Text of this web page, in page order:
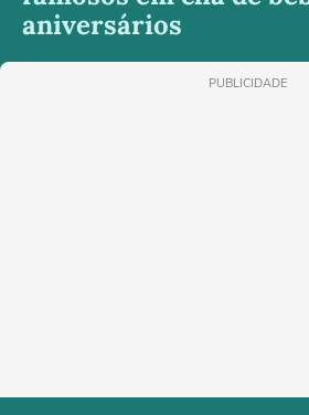
aniversários
PUBLICIDADE